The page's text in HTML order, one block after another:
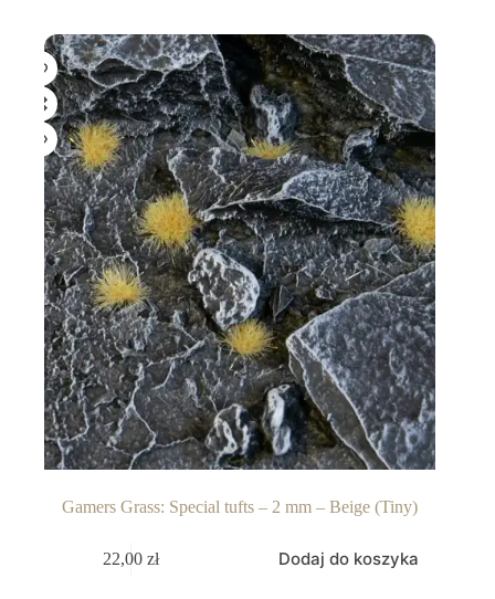
Gamers Grass: Special tufts – 2 mm – Beige (Tiny)
22,00zł Dodaj do koszyka